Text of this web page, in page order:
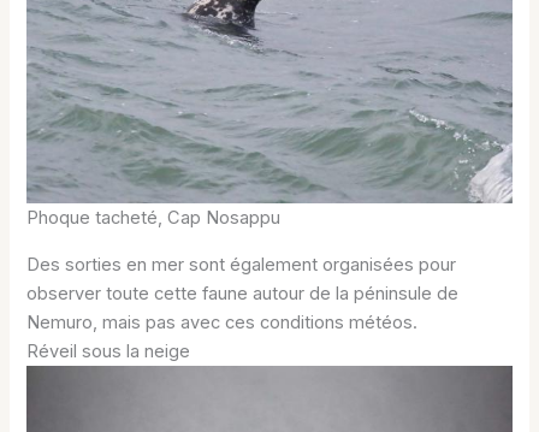
Phoque tacheté, Cap Nosappu
Des sorties en mer sont également organisées pour
observer toute cette faune autour de la péninsule de
Nemuro, mais pas avec ces conditions météos.
Réveil sous la neige